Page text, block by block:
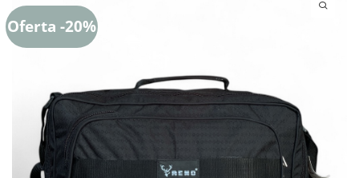
Oferta -20%